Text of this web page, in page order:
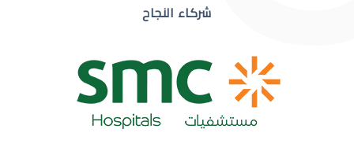
ضعف نظر مفاجئشركاء النجاح